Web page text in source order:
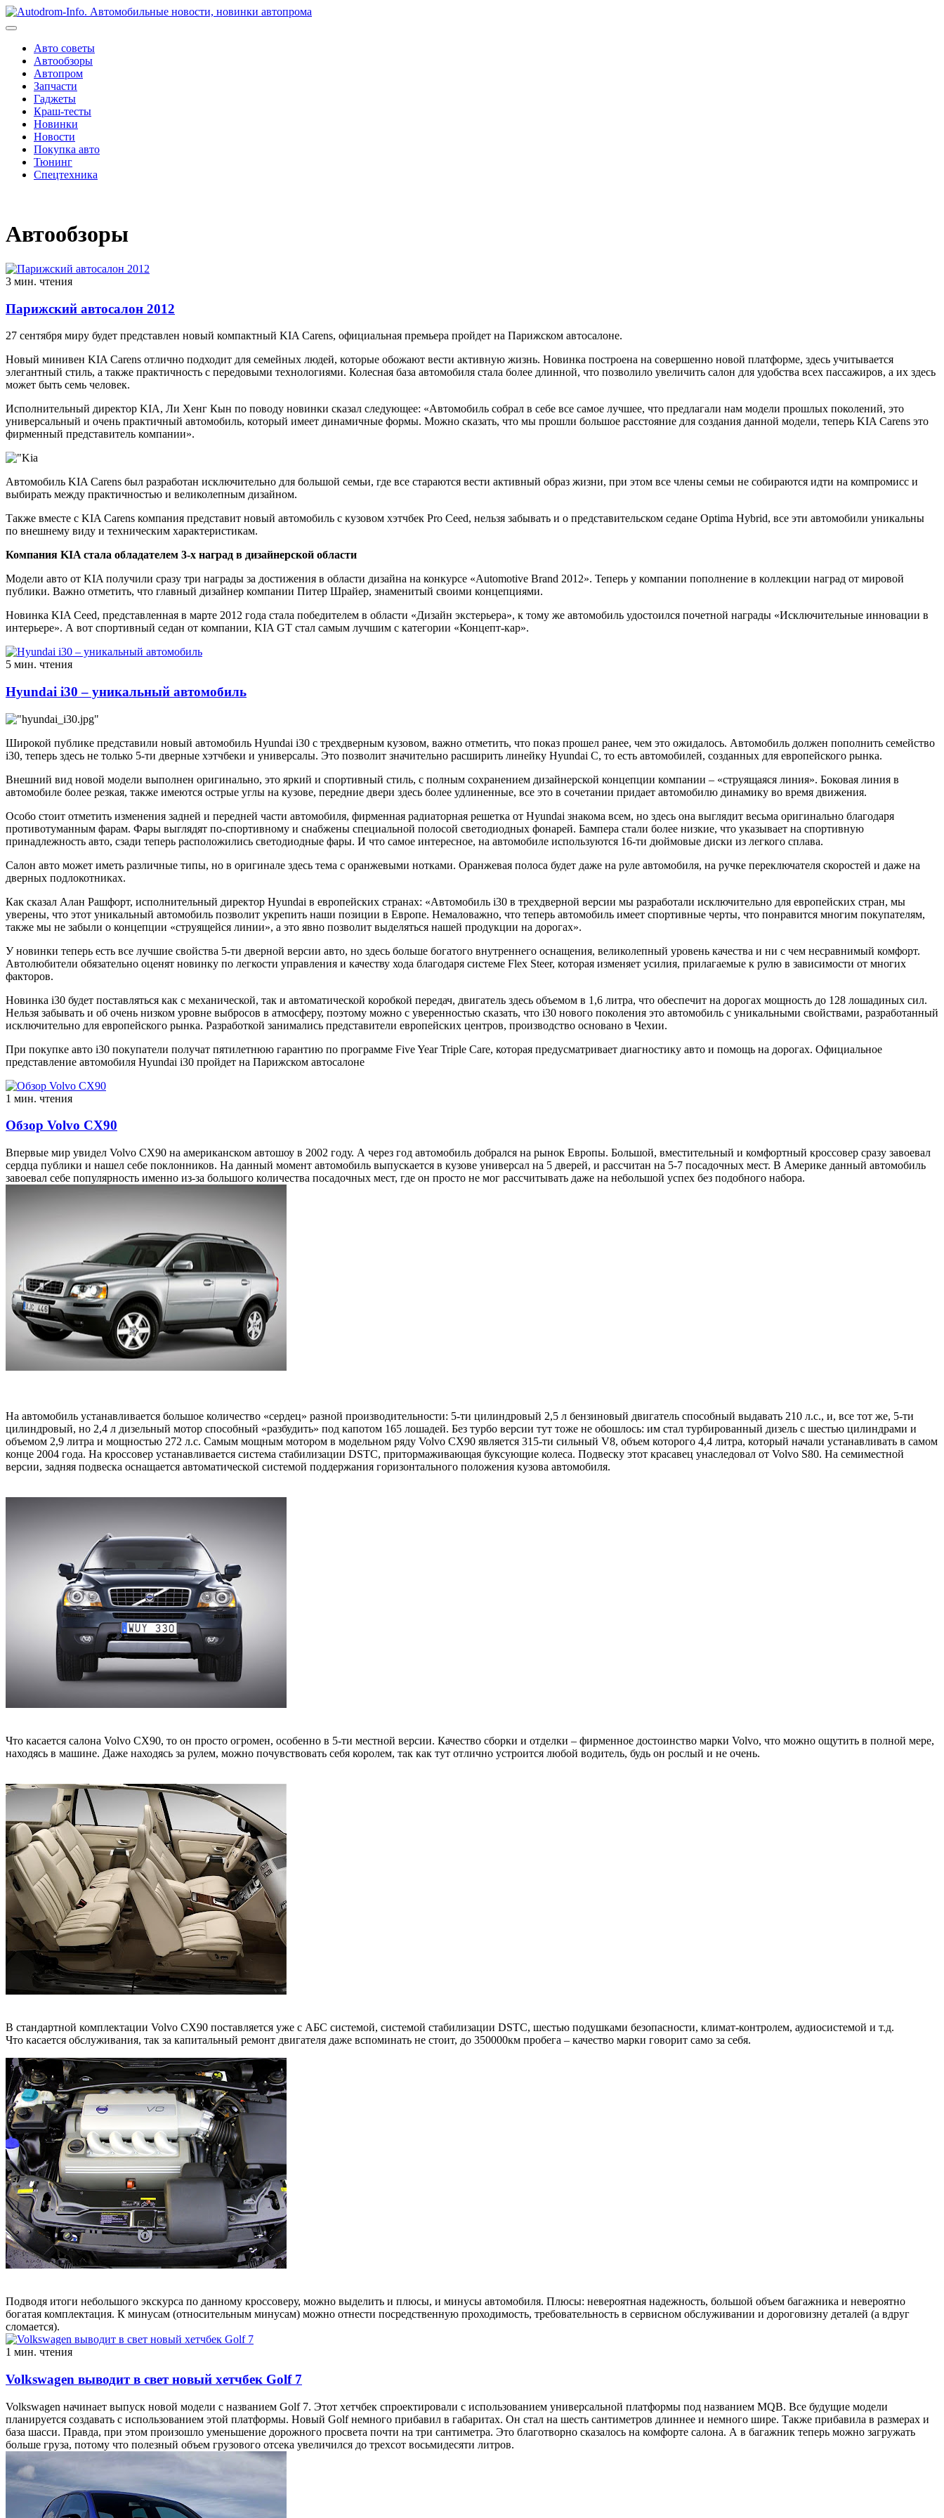
Перейти
к
Авто советы
Автообзоры
Автопром
Запчасти
Гаджеты
Краш-тесты
Новинки
Новости
Покупка авто
Тюнинг
Спецтехника
Автообзоры
3 мин. чтения
Парижский автосалон 2012
27 сентября миру будет представлен новый компактный KIA Carens, официальная премьера пройдет на Парижском автосалоне.
Новый минивен KIA Carens отлично подходит для семейных людей, которые обожают вести активную жизнь. Новинка построена на совершенно новой платформе, здесь учитывается
элегантный стиль, а также практичность с передовыми технологиями. Колесная база автомобиля стала более длинной, что позволило увеличить салон для удобства всех пассажиров, а их здесь
может быть семь человек.
Исполнительный директор KIA, Ли Хенг Кын по поводу новинки сказал следующее: «Автомобиль собрал в себе все самое лучшее, что предлагали нам модели прошлых поколений, это
универсальный и очень практичный автомобиль, который имеет динамичные формы. Можно сказать, что мы прошли большое расстояние для создания данной модели, теперь KIA Carens это
фирменный представитель компании».
Автомобиль KIA Carens был разработан исключительно для большой семьи, где все стараются вести активный образ жизни, при этом все члены семьи не собираются идти на компромисс и
выбирать между практичностью и великолепным дизайном.
Также вместе с KIA Carens компания представит новый автомобиль с кузовом хэтчбек Pro Ceed, нельзя забывать и о представительском седане Optima Hybrid, все эти автомобили уникальны
по внешнему виду и техническим характеристикам.
Компания KIA стала обладателем 3-х наград в дизайнерской области
Модели авто от KIA получили сразу три награды за достижения в области дизайна на конкурсе «Automotive Brand 2012». Теперь у компании пополнение в коллекции наград от мировой
публики. Важно отметить, что главный дизайнер компании Питер Шрайер, знаменитый своими концепциями.
Новинка KIA Ceed, представленная в марте 2012 года стала победителем в области «Дизайн экстерьера», к тому же автомобиль удостоился почетной награды «Исключительные инновации в
интерьере». А вот спортивный седан от компании, KIA GT стал самым лучшим с категории «Концепт-кар».
5 мин. чтения
Hyundai i30 – уникальный автомобиль
Широкой публике представили новый автомобиль Hyundai i30 с трехдверным кузовом, важно отметить, что показ прошел ранее, чем это ожидалось. Автомобиль должен пополнить семейство
i30, теперь здесь не только 5-ти дверные хэтчбеки и универсалы. Это позволит значительно расширить линейку Hyundai C, то есть автомобилей, созданных для европейского рынка.
Внешний вид новой модели выполнен оригинально, это яркий и спортивный стиль, с полным сохранением дизайнерской концепции компании – «струящаяся линия». Боковая линия в
автомобиле более резкая, также имеются острые углы на кузове, передние двери здесь более удлиненные, все это в сочетании придает автомобилю динамику во время движения.
Особо стоит отметить изменения задней и передней части автомобиля, фирменная радиаторная решетка от Hyundai знакома всем, но здесь она выглядит весьма оригинально благодаря
противотуманным фарам. Фары выглядят по-спортивному и снабжены специальной полосой светодиодных фонарей. Бампера стали более низкие, что указывает на спортивную
принадлежность авто, сзади теперь расположились светодиодные фары. И что самое интересное, на автомобиле используются 16-ти дюймовые диски из легкого сплава.
Салон авто может иметь различные типы, но в оригинале здесь тема с оранжевыми нотками. Оранжевая полоса будет даже на руле автомобиля, на ручке переключателя скоростей и даже на
дверных подлокотниках.
Как сказал Алан Рашфорт, исполнительный директор Hyundai в европейских странах: «Автомобиль i30 в трехдверной версии мы разработали исключительно для европейских стран, мы
уверены, что этот уникальный автомобиль позволит укрепить наши позиции в Европе. Немаловажно, что теперь автомобиль имеет спортивные черты, что понравится многим покупателям,
также мы не забыли о концепции «струящейся линии», а это явно позволит выделяться нашей продукции на дорогах».
У новинки теперь есть все лучшие свойства 5-ти дверной версии авто, но здесь больше богатого внутреннего оснащения, великолепный уровень качества и ни с чем несравнимый комфорт.
Автолюбители обязательно оценят новинку по легкости управления и качеству хода благодаря системе Flex Steer, которая изменяет усилия, прилагаемые к рулю в зависимости от многих
факторов.
Новинка i30 будет поставляться как с механической, так и автоматической коробкой передач, двигатель здесь объемом в 1,6 литра, что обеспечит на дорогах мощность до 128 лошадиных сил.
Нельзя забывать и об очень низком уровне выбросов в атмосферу, поэтому можно с уверенностью сказать, что i30 нового поколения это автомобиль с уникальными свойствами, разработанный
исключительно для европейского рынка. Разработкой занимались представители европейских центров, производство основано в Чехии.
При покупке авто i30 покупатели получат пятилетнюю гарантию по программе Five Year Triple Care, которая предусматривает диагностику авто и помощь на дорогах. Официальное
представление автомобиля Hyundai i30 пройдет на Парижском автосалоне
1 мин. чтения
Обзор Volvo CX90
Впервые мир увидел Volvo CX90 на американском автошоу в 2002 году. А через год автомобиль добрался на рынок Европы. Большой, вместительный и комфортный кроссовер сразу завоевал
сердца публики и нашел себе поклонников. На данный момент автомобиль выпускается в кузове универсал на 5 дверей, и рассчитан на 5-7 посадочных мест. В Америке данный автомобиль
завоевал себе популярность именно из-за большого количества посадочных мест, где он просто не мог рассчитывать даже на небольшой успех без подобного набора.
На автомобиль устанавливается большое количество «сердец» разной производительности: 5-ти цилиндровый 2,5 л бензиновый двигатель способный выдавать 210 л.с., и, все тот же, 5-ти
цилиндровый, но 2,4 л дизельный мотор способный «разбудить» под капотом 165 лошадей. Без турбо версии тут тоже не обошлось: им стал турбированный дизель с шестью цилиндрами и
объемом 2,9 литра и мощностью 272 л.с. Самым мощным мотором в модельном ряду Volvo CX90 является 315-ти сильный V8, объем которого 4,4 литра, который начали устанавливать в самом
конце 2004 года. На кроссовер устанавливается система стабилизации DSTC, притормаживающая буксующие колеса. Подвеску этот красавец унаследовал от Volvo S80. На семиместной
версии, задняя подвеска оснащается автоматической системой поддержания горизонтального положения кузова автомобиля.
Что касается салона Volvo CX90, то он просто огромен, особенно в 5-ти местной версии. Качество сборки и отделки – фирменное достоинство марки Volvo, что можно ощутить в полной мере,
находясь в машине. Даже находясь за рулем, можно почувствовать себя королем, так как тут отлично устроится любой водитель, будь он рослый и не очень.
В стандартной комплектации Volvo CX90 поставляется уже с АБС системой, системой стабилизации DSTC, шестью подушками безопасности, климат-контролем, аудиосистемой и т.д.
Что касается обслуживания, так за капитальный ремонт двигателя даже вспоминать не стоит, до 350000км пробега – качество марки говорит само за себя.
Подводя итоги небольшого экскурса по данному кроссоверу, можно выделить и плюсы, и минусы автомобиля. Плюсы: невероятная надежность, большой объем багажника и невероятно
богатая комплектация. К минусам (относительным минусам) можно отнести посредственную проходимость, требовательность в сервисном обслуживании и дороговизну деталей (а вдруг
сломается).
1 мин. чтения
Volkswagen выводит в свет новый хетчбек Golf 7
Volkswagen начинает выпуск новой модели с названием Golf 7. Этот хетчбек спроектировали с использованием универсальной платформы под названием MQB. Все будущие модели
планируется создавать с использованием этой платформы. Новый Golf немного прибавил в габаритах. Он стал на шесть сантиметров длиннее и немного шире. Также прибавила в размерах и
база шасси. Правда, при этом произошло уменьшение дорожного просвета почти на три сантиметра. Это благотворно сказалось на комфорте салона. А в багажник теперь можно загружать
больше груза, потому что полезный объем грузового отсека увеличился до трехсот восьмидесяти литров.